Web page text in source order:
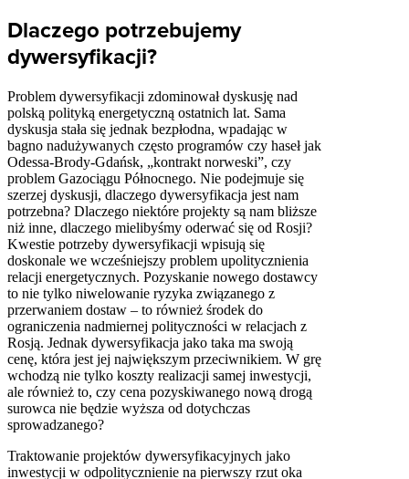
Dlaczego potrzebujemy
dywersyfikacji?
Problem dywersyfikacji zdominował dyskusję nad
polską polityką energetyczną ostatnich lat. Sama
dyskusja stała się jednak bezpłodna, wpadając w
bagno nadużywanych często programów czy haseł jak
Odessa-Brody-Gdańsk, „kontrakt norweski”, czy
problem Gazociągu Północnego. Nie podejmuje się
szerzej dyskusji, dlaczego dywersyfikacja jest nam
potrzebna? Dlaczego niektóre projekty są nam bliższe
niż inne, dlaczego mielibyśmy oderwać się od Rosji?
Kwestie potrzeby dywersyfikacji wpisują się
doskonale we wcześniejszy problem upolitycznienia
relacji energetycznych. Pozyskanie nowego dostawcy
to nie tylko niwelowanie ryzyka związanego z
przerwaniem dostaw – to również środek do
ograniczenia nadmiernej polityczności w relacjach z
Rosją. Jednak dywersyfikacja jako taka ma swoją
cenę, która jest jej największym przeciwnikiem. W grę
wchodzą nie tylko koszty realizacji samej inwestycji,
ale również to, czy cena pozyskiwanego nową drogą
surowca nie będzie wyższa od dotychczas
sprowadzanego?
Traktowanie projektów dywersyfikacyjnych jako
inwestycji w odpolitycznienie na pierwszy rzut oka